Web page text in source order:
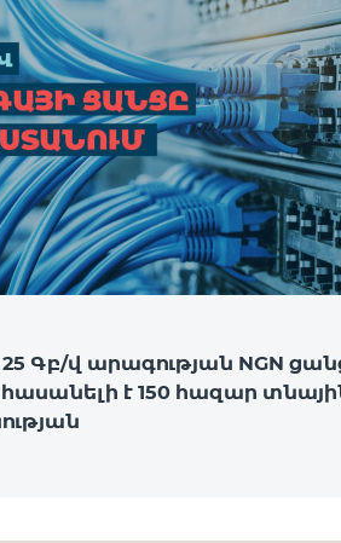
25 Գբ/վ արագության NGN
է 150 հազար